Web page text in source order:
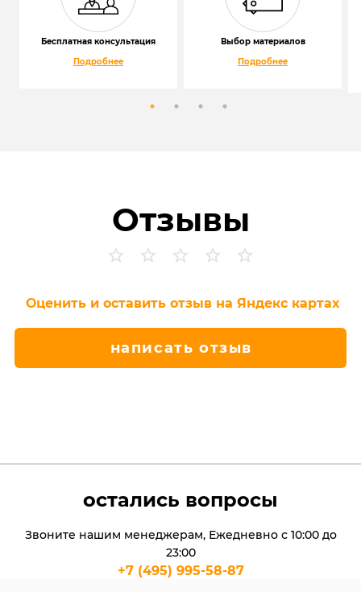
Бесплатная консультация
Подробнее
Выбор материалов
Подробнее
Отзывы
Оценить и оставить отзыв на Яндекс картах
написать отзыв
остались вопросы
Звоните нашим менеджерам, Ежедневно с 10:00 до
23:00
+7 (495) 995-58-87